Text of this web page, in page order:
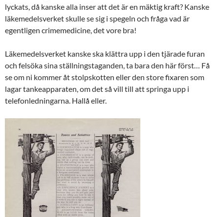
lyckats, då kanske alla inser att det är en mäktig kraft? Kanske
läkemedelsverket skulle se sig i spegeln och fråga vad är
egentligen crimemedicine, det vore bra!
Läkemedelsverket kanske ska klättra upp i den tjärade furan
och felsöka sina ställningstaganden, ta bara den här först… Få
se om ni kommer åt stolpskotten eller den store fixaren som
lagar tankeapparaten, om det så vill till att springa upp i
telefonledningarna. Hallå eller.